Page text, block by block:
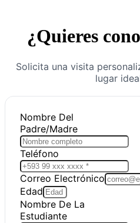
¿Quieres
Solicita una visita
lugar
Nombre Del
Padre/Madre
Teléfono
Correo Electrónico
Edad
Nombre De La
Estudiante